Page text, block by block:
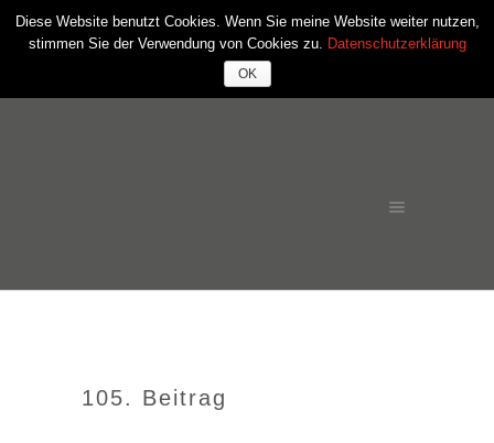
105. Beitrag
Diese Website benutzt Cookies. Wenn Sie meine Website weiter nutzen,
stimmen Sie der Verwendung von Cookies zu. Datenschutzerklärung
OK